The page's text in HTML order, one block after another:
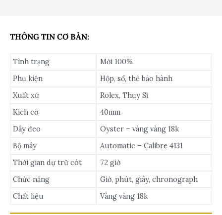
THÔNG TIN CƠ BẢN:
Tình trạng
Mới 100%
Phụ kiện
Hộp, sổ, thẻ bảo hành
Xuất xứ
Rolex, Thụy Sĩ
Kích cỡ
40mm
Dây đeo
Oyster – vàng vàng 18k
Bộ máy
Automatic – Calibre 4131
Thời gian dự trữ cót
72 giờ
Chức năng
Giờ, phút, giây, chronograph
Chất liệu
Vàng vàng 18k